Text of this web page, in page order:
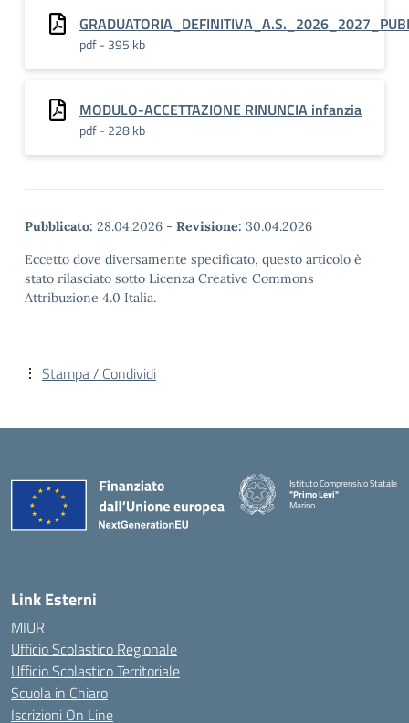
pdf - 395 kb
MODULO-ACCETTAZIONE RINUNCIA infanzia
pdf - 228 kb
Pubblicato: 28.04.2026 - Revisione: 30.04.2026
Eccetto dove diversamente specificato, questo articolo è
stato rilasciato sotto Licenza Creative Commons
Attribuzione 4.0 Italia.
Stampa / Condividi
Istituto Comprensivo Statale
"Primo Levi"
Marino
Link Esterni
MIUR
Ufficio Scolastico Regionale
Ufficio Scolastico Territoriale
Scuola in Chiaro
Iscrizioni On Line